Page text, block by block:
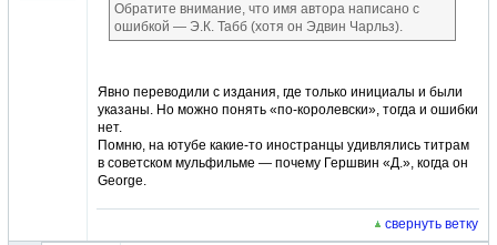
Обратите внимание, что имя автора написано с
ошибкой — Э.К. Табб (хотя он Эдвин Чарльз).
Явно переводили с издания, где только инициалы и были
указаны. Но можно понять «по-королевски», тогда и ошибки
нет.
Помню, на ютубе какие-то иностранцы удивлялись титрам
в советском мульфильме — почему Гершвин «Д.», когда он
George.
свернуть ветку